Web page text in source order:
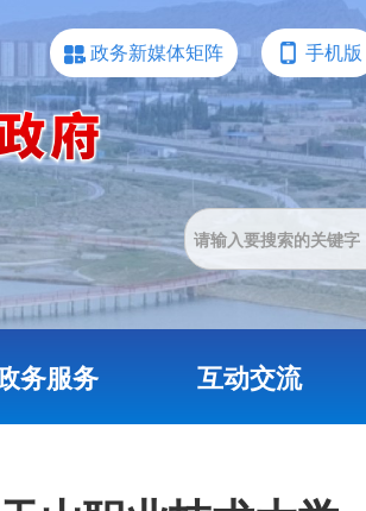
政务新媒体矩阵 手机版
务服务 互动交流